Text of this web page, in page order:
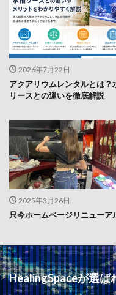
2026年7月22日
アクアリウムレンタルとは？
リースとの違いを徹底解説
2025年3月26日
只今ホームページリニューア
HealingSpaceが選ば